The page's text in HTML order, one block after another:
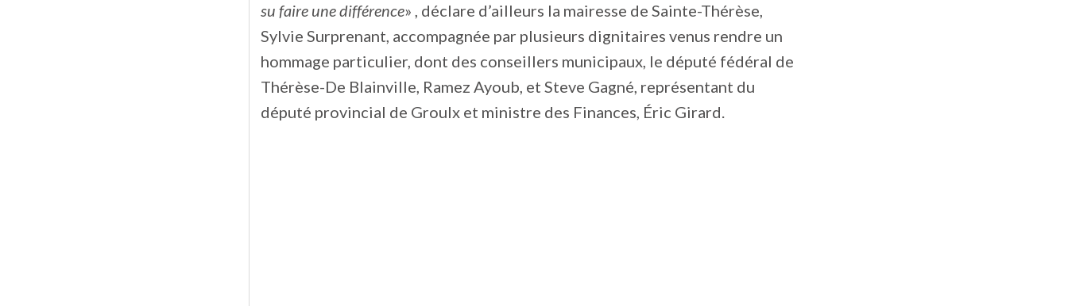
su faire une différence» , déclare d’ailleurs la mairesse de Sainte-Thérèse,
Sylvie Surprenant, accompagnée par plusieurs dignitaires venus rendre un
hommage particulier, dont des conseillers municipaux, le député fédéral de
Thérèse-De Blainville, Ramez Ayoub, et Steve Gagné, représentant du
député provincial de Groulx et ministre des Finances, Éric Girard.